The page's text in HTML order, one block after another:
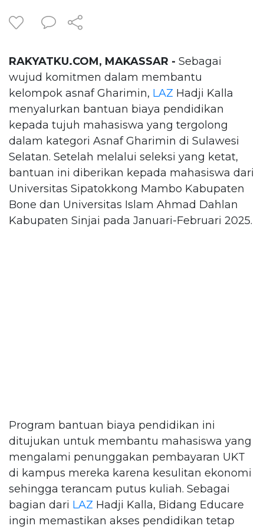
RAKYATKU.COM, MAKASSAR - Sebagai
wujud komitmen dalam membantu
kelompok asnaf Gharimin, LAZ Hadji Kalla
menyalurkan bantuan biaya pendidikan
kepada tujuh mahasiswa yang tergolong
dalam kategori Asnaf Gharimin di Sulawesi
Selatan. Setelah melalui seleksi yang ketat,
bantuan ini diberikan kepada mahasiswa dari
Universitas Sipatokkong Mambo Kabupaten
Bone dan Universitas Islam Ahmad Dahlan
Kabupaten Sinjai pada Januari-Februari 2025.
Program bantuan biaya pendidikan ini
ditujukan untuk membantu mahasiswa yang
mengalami penunggakan pembayaran UKT
di kampus mereka karena kesulitan ekonomi
sehingga terancam putus kuliah. Sebagai
bagian dari LAZ Hadji Kalla, Bidang Educare
ingin memastikan akses pendidikan tetap